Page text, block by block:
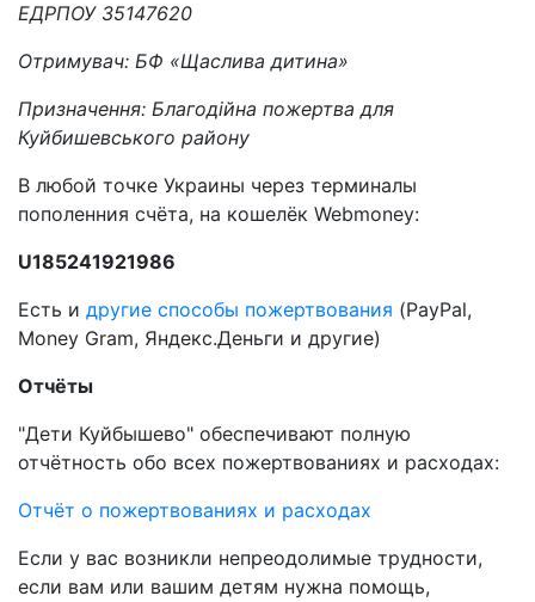
ЕДРПОУ 35147620
Отримувач: БФ «Щаслива дитина»
Призначення: Благодійна пожертва для
Куйбишевського району
В любой точке Украины через терминалы
пополенния счёта, на кошелёк Webmoney:
U185241921986
Есть и другие способы пожертвования (PayPal,
Money Gram, Яндекс.Деньги и другие)
Отчёты
"Дети Куйбышево" обеспечивают полную
отчётность обо всех пожертвованиях и расходах:
Отчёт о пожертвованиях и расходах
Если у вас возникли непреодолимые трудности,
если вам или вашим детям нужна помощь,